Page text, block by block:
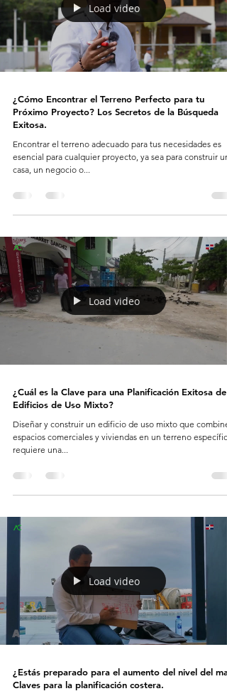
Load video
¿Cómo Encontrar el Terreno Perfecto para tu
Próximo Proyecto? Los Secretos de la Búsqueda
Exitosa.
Encontrar el terreno adecuado para tus necesidades es
esencial para cualquier proyecto, ya sea para construir
casa, un negocio o...
Load video
¿Cuál es la Clave para una Planificación Exitosa de
Edificios de Uso Mixto?
Diseñar y construir un edificio de uso mixto que combine
espacios comerciales y viviendas en un terreno específico
requiere una...
Load video
¿Estás preparado para el aumento del nivel del
Claves para la planificación costera.